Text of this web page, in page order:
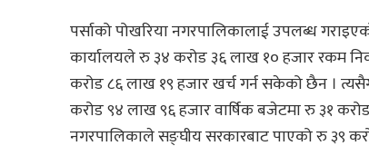
पर्साको पोखरिया नगरपालिकालाई उपलब्ध
कार्यालयले रु ३४ करोड ३६ लाख १० हजार रकम
करोड ८६ लाख १९ हजार खर्च गर्न सकेको छैन ।
करोड ९४ लाख ९६ हजार वार्षिक बजेटमा रु ३१
नगरपालिकाले सङ्घीय सरकारबाट पाएको रु ३९